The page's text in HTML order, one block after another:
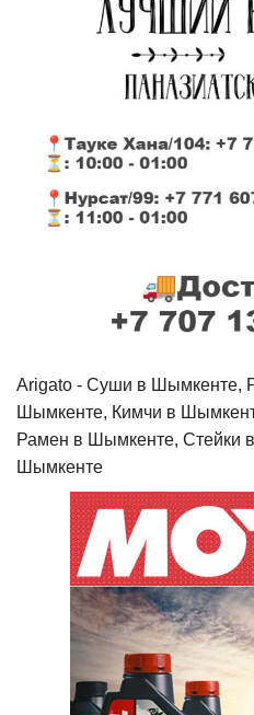
Arigato - Cуши в Шымкенте,
Шымкенте, Кимчи в
Рамен в Шымкенте, Стейки
Шымкенте